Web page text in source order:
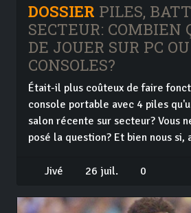
DOSSIER PILES,
SECTEUR: COMBIEN
DE JOUER SUR PC OU
CONSOLES?
Était-il plus coûteux de faire
console portable avec 4 piles
salon récente sur secteur? Vous
posé la question? Et bien nous si,
Jivé 26 juil. 0